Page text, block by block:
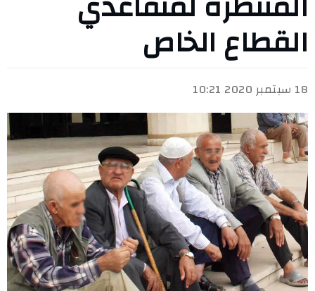
القطاع الخاص
18 سبتمبر 2020 10:21